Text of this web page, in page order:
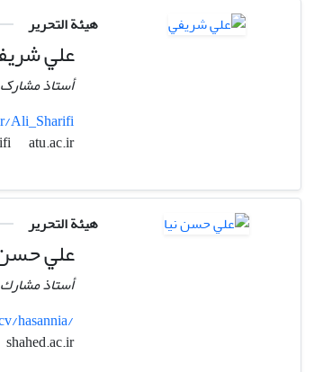
هيئة التحرير
علي
أستاذ مشارک
Ali_Sharifi
ali.sharifi
atu.ac.ir
هيئة التحرير
علي حسن
أستاذ مشارك
hasannia/
a.hasannia
shahed.ac.ir